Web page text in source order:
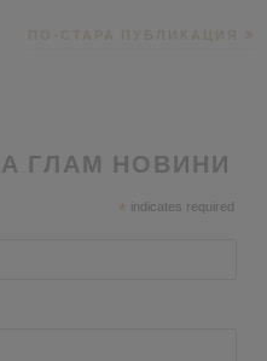
ГЛАМ НОВИНИ
* indicates required